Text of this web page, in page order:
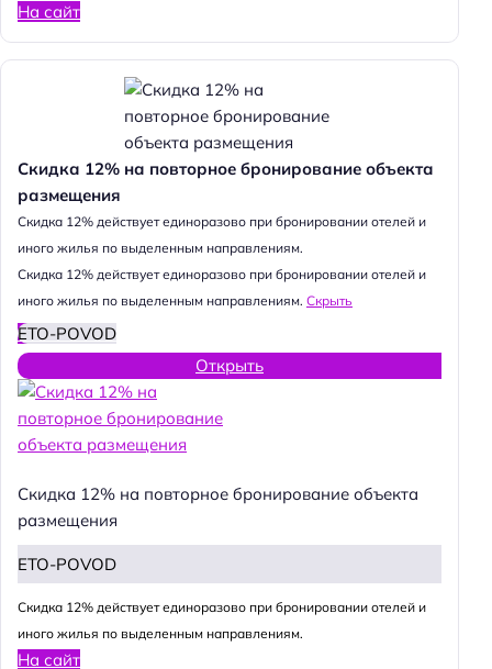
На сайт
Скидка 12% на повторное бронирование объекта
размещения
Cкидка 12% действует единоразово при бронировании отелей и
иного жилья по выделенным направлениям.
Cкидка 12% действует единоразово при бронировании отелей и
иного жилья по выделенным направлениям. Скрыть
ETO-POVOD
Открыть
Скидка 12% на повторное бронирование объекта
размещения
ETO-POVOD
Cкидка 12% действует единоразово при бронировании отелей и
иного жилья по выделенным направлениям.
На сайт